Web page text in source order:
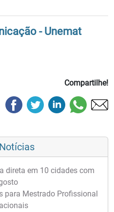
- Unemat
Compartilhe!
direta em 10 cidades com
para Mestrado Profissional